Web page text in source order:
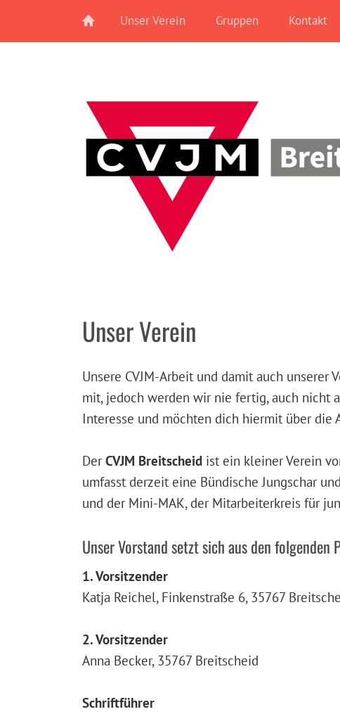
Unser Verein Gruppen Kontakt
Unser Verein
Unsere CVJM-Arbeit und damit auch
mit, jedoch werden wir nie fertig, auch nicht
Interesse und möchten dich hiermit über die
DerCVJM Breitscheid ist ein kleiner Verein
umfasst derzeit eine Bündische Jungschar
und der Mini-MAK, der Mitarbeiterkreis für
Unser Vorstand setzt sich aus den folgenden
1. Vorsitzender
Katja Reichel, Finkenstraße 6, 35767
2. Vorsitzender
Anna Becker, 35767 Breitscheid
Schriftführer